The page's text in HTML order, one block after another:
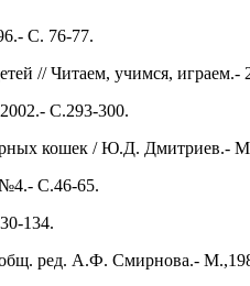
С. 76-77.
// Читаем, учимся,
С.293-300.
кошек / Ю.Д. Дмитриев.-
С.46-65.
134.
ред. А.Ф. Смирнова.-